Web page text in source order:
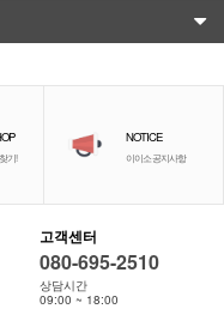
기!
NOTICE
이이소 공지사항
고객센터
080-695-2510
상담시간
09:00 ~ 18:00